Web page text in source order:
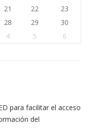
21 22
23
28 29
30
4 5 6
para facilitar el acceso
del